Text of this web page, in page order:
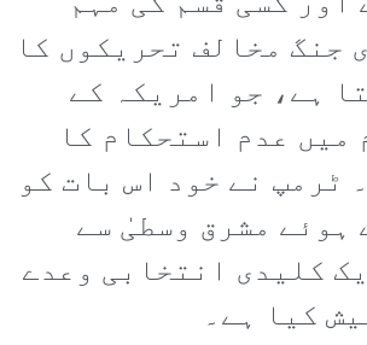
جنگ مخالف تحریکوں کا
ہے، جو امریکہ کے
عدم استحکام کا
ٹرمپ نے خود اس بات کو
ہوئے مشرق وسطیٰ سے
کلیدی انتخابی وعدے
کیا ہے۔